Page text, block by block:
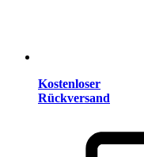
Kostenloser
Rückversand